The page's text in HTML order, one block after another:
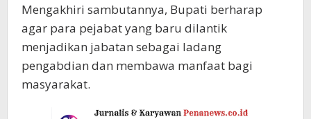
Mengakhiri sambutannya, Bupati berharap
agar para pejabat yang baru dilantik
menjadikan jabatan sebagai ladang
pengabdian dan membawa manfaat bagi
masyarakat.